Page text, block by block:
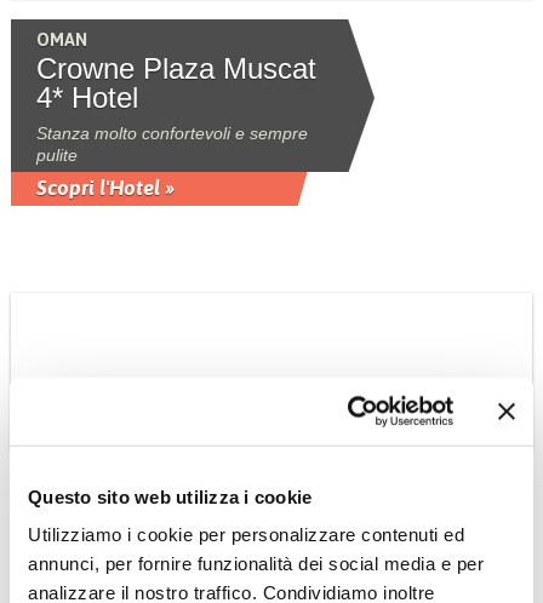
Questo sito web utilizza i cookie
Utilizziamo i cookie per personalizzare contenuti ed
annunci, per fornire funzionalità dei social media e per
analizzare il nostro traffico. Condividiamo inoltre
OMAN
Crowne Plaza Muscat
4* Hotel
Stanza molto confortevoli e sempre
pulite
Scopri l'Hotel »
OMAN
Six Senses Zighy Bay
5* lux - Virtuoso
Luogo meraviglioso per rilassarsi e